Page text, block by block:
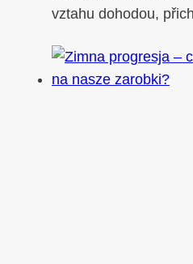
vztahu dohodou,